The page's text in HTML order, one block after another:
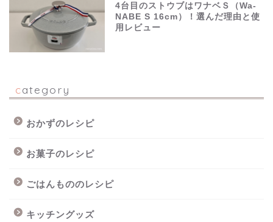
4台目のストウブはワナベＳ（Wa-
NABE S 16cm）！選んだ理由と使
用レビュー
category
おかずのレシピ
お菓子のレシピ
ごはんもののレシピ
キッチングッズ